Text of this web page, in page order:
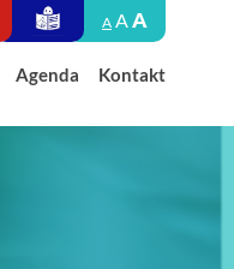
A AA
Agenda Kontakt